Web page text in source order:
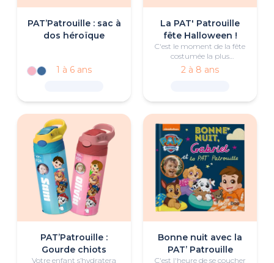
PAT’Patrouille : sac à
dos héroïque
1 à 6 ans
La PAT' Patrouille
fête Halloween !
C'est le moment de la fête
costumée la plus
effrayante de l'année, mais
se pourrait-il que le bateau
t-il une autre explication
aux phénomènes étranges
qui s'y produisent ?
2 à 8 ans
PAT’Patrouille :
Gourde chiots
Votre enfant s’hydratera
Bonne nuit avec la
PAT’ Patrouille
C'est l'heure de se coucher